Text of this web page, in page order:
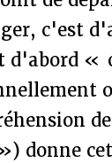
c'est
d'abord
donne